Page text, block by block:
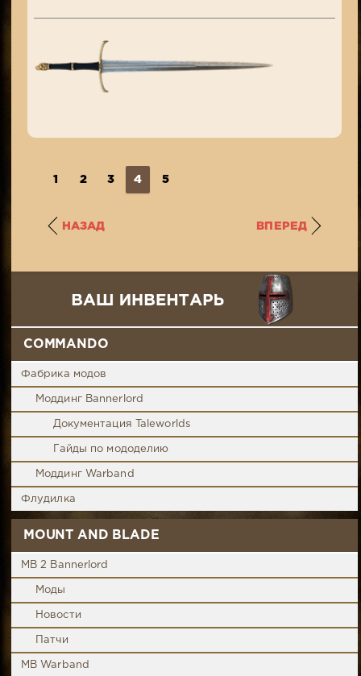
1 2 3 4 5
НАЗАД ВПЕРЕД
COMMANDO
Фабрика модов
Моддинг Bannerlord
Документация Taleworlds
Гайды по мододелию
Моддинг Warband
Флудилка
MOUNT AND BLADE
MB 2 Bannerlord
Моды
Новости
Патчи
MB Warband